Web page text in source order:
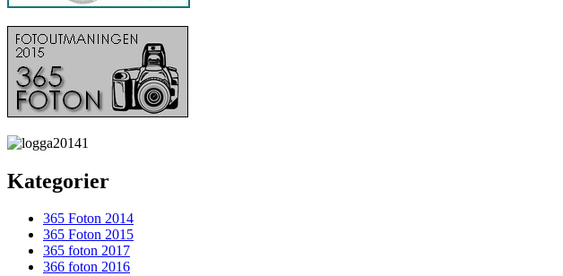
Kategorier
365 Foton 2014
365 Foton 2015
365 foton 2017
366 foton 2016